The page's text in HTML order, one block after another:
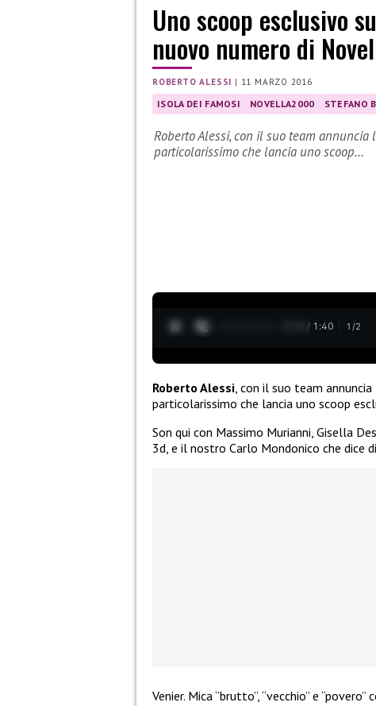
Uno scoop esclusivo
nuovo numero di
ROBERTO ALESSI | 11 MARZO 2016
ISOLA DEI FAMOSI NOVELLA2000 STEFANO
Roberto Alessi, con il suo team
particolarissimo che lancia uno scoop…
0:11 / 1:40 1 /2
Roberto Alessi , con il suo team
particolarissimo che lancia uno scoop
Son qui con Massimo Murianni, Gisella
3d, e il nostro Carlo Mondonico che dice
Venier. Mica “brutto”, “vecchio” e